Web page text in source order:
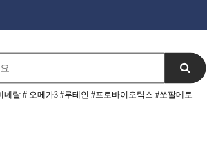
네랄 # 오메가3 #루테인 #프로바이오틱스 #쏘팔메토